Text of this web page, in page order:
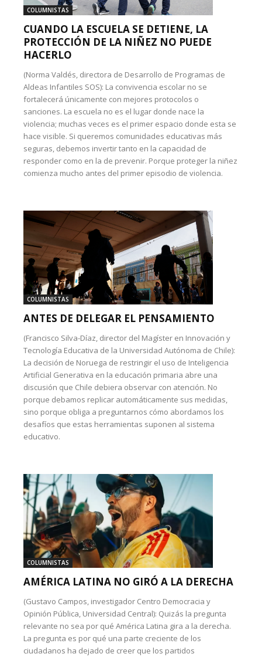
COLUMNISTAS
CUANDO LA ESCUELA SE DETIENE, LA
PROTECCIÓN DE LA NIÑEZ NO PUEDE
HACERLO
(Norma Valdés, directora de Desarrollo de Programas de
Aldeas Infantiles SOS): La convivencia escolar no se
fortalecerá únicamente con mejores protocolos o
sanciones. La escuela no es el lugar donde nace la
violencia; muchas veces es el primer espacio donde esta se
hace visible. Si queremos comunidades educativas más
seguras, debemos invertir tanto en la capacidad de
responder como en la de prevenir. Porque proteger la niñez
comienza mucho antes del primer episodio de violencia.
COLUMNISTAS
ANTES DE DELEGAR EL PENSAMIENTO
(Francisco Silva-Díaz, director del Magíster en Innovación y
Tecnología Educativa de la Universidad Autónoma de Chile):
La decisión de Noruega de restringir el uso de Inteligencia
Artificial Generativa en la educación primaria abre una
discusión que Chile debiera observar con atención. No
porque debamos replicar automáticamente sus medidas,
sino porque obliga a preguntarnos cómo abordamos los
desafíos que estas herramientas suponen al sistema
educativo.
COLUMNISTAS
AMÉRICA LATINA NO GIRÓ A LA DERECHA
(Gustavo Campos, investigador Centro Democracia y
Opinión Pública, Universidad Central): Quizás la pregunta
relevante no sea por qué América Latina gira a la derecha.
La pregunta es por qué una parte creciente de los
ciudadanos ha dejado de creer que los partidos